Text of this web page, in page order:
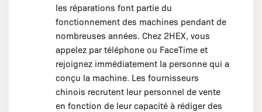
les réparations font partie du
fonctionnement des machines pendant de
nombreuses années. Chez 2HEX, vous
appelez par téléphone ou FaceTime et
rejoignez immédiatement la personne qui a
conçu la machine. Les fournisseurs
chinois recrutent leur personnel de vente
en fonction de leur capacité à rédiger des